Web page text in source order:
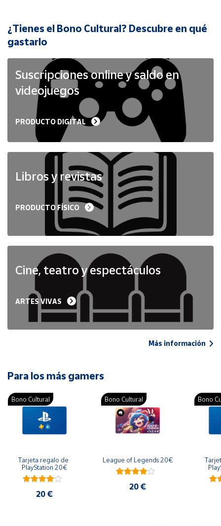
Cuenta
Ubicación
Península
Baleares
Melilla
¿Tienes el Bono Cultural? Descubre en qué
gastarlo
Suscripciones online y saldo en
videojuegos
PRODUCTO DIGITAL
Libros y revistas
PRODUCTO FÍSICO
Cine, teatro y espectáculos
ARTES VIVAS
Más información
Para los más gamers
Bono Cultural
Tarjeta regalo de
PlayStation 20€
20 €
Bono Cultural
League of Legends 20€
20 €
Bono